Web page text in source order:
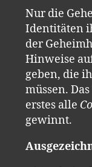
Nur die
Identitäten
der
Hinweise
geben, die
müssen.
erstes alle
gewinnt.